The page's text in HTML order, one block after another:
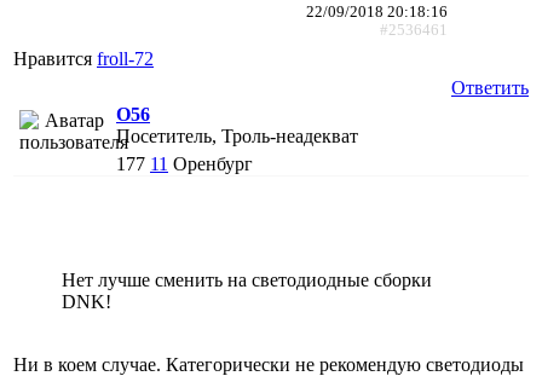
22/09/2018 20:18:16
#2536461
Нравится froll-72
Ответить
O56
Посетитель, Троль-неадекват
177 11 Оренбург
Нет лучше сменить на светодиодные сборки
DNK!
Ни в коем случае. Категорически не рекомендую светодиоды